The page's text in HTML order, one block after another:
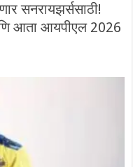
सनरायझर्ससाठी!
आता आयपीएल 2026